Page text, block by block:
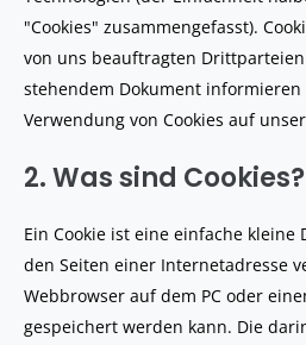
"Cookies" zusammengefasst).
von uns beauftragten
stehendem Dokument
Verwendung von Cookies auf
2. Was sind Cookies?
Ein Cookie ist eine einfache
den Seiten einer Internetadresse
Webbrowser auf dem PC oder
gespeichert werden kann. Die